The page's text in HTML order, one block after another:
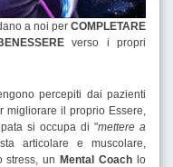
a noi per COMPLETARE
verso i propri
percepiti dai pazienti
migliorare il proprio Essere,
si occupa di "mettere a
articolare e muscolare,
stress, un Mental Coach lo